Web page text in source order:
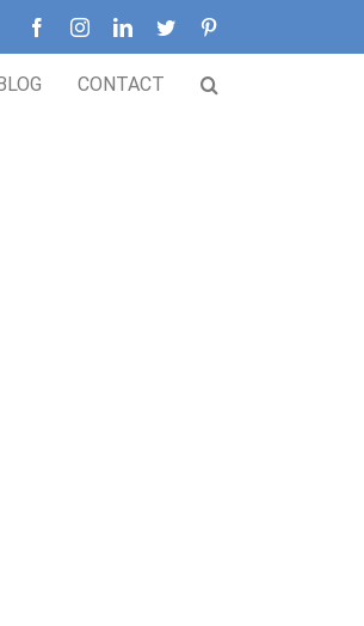
FacebookInstagramLinkedInTwitter
CONTACT